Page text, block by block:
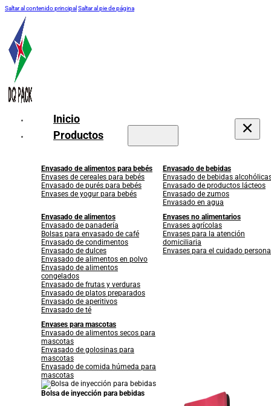
Saltar al contenido principal Saltar al pie de página
Inicio
Productos
Envasado de alimentos para bebés
Envases de cereales para bebés
Envasado de purés para bebés
Envases de yogur para bebés
Envasado de bebidas
Envasado de bebidas
Envasado de productos lácteos
Envasado de zumos
Envasado en agua
Envasado de alimentos
Envasado de panadería
Bolsas para envasado de café
Envasado de condimentos
Envasado de dulces
Envasado de alimentos en polvo
Envasado de alimentos
congelados
Envasado de frutas y verduras
Envasado de platos preparados
Envasado de aperitivos
Envasado de té
Envases no alimentarios
Envases agrícolas
Envases para la atención
domiciliaria
Envases para el cuidado
Envases para mascotas
Envasado de alimentos secos para
mascotas
Envasado de golosinas para
mascotas
Envasado de comida húmeda para
mascotas
Bolsa de inyección para bebidas